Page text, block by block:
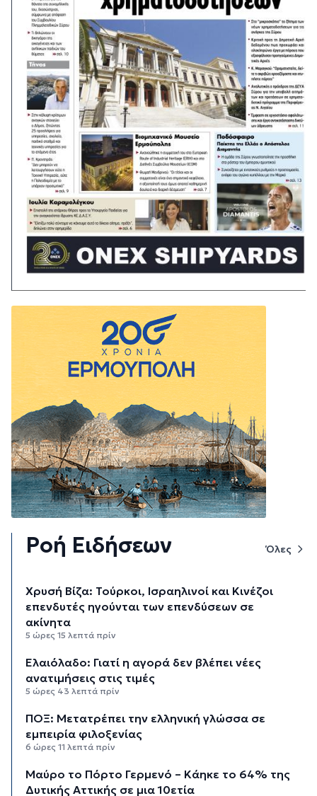
Ροή Ειδήσεων Όλες
Χρυσή Βίζα: Τούρκοι, Ισραηλινοί και Κινέζοι
επενδυτές ηγούνται των επενδύσεων σε
ακίνητα
5 ώρες 15 λεπτά πρίν
Ελαιόλαδο: Γιατί η αγορά δεν βλέπει νέες
ανατιμήσεις στις τιμές
5 ώρες 43 λεπτά πρίν
ΠΟΞ: Μετατρέπει την ελληνική γλώσσα σε
εμπειρία φιλοξενίας
6 ώρες 11 λεπτά πρίν
Μαύρο το Πόρτο Γερμενό – Κάηκε το 64% της
Δυτικής Αττικής σε μια 10ετία